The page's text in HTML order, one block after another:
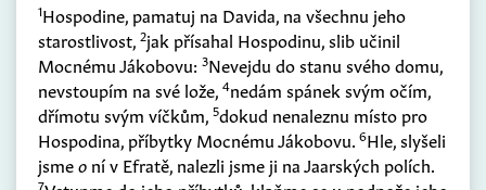
1Hospodine, pamatuj na Davida, na všechnu jeho
starostlivost, 2jak přísahal Hospodinu, slib učinil
Mocnému Jákobovu: 3Nevejdu do stanu svého domu,
nevstoupím na své lože, 4nedám spánek svým očím,
dřímotu svým víčkům, 5dokud nenaleznu místo pro
Hospodina, příbytky Mocnému Jákobovu. 6Hle, slyšeli
jsmeo ní v Efratě, nalezli jsme ji na Jaarských polích.
7